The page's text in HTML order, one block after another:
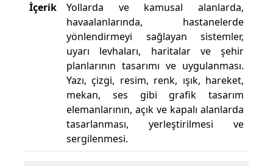
İçerik
Yollarda ve kamusal alanlarda,
havaalanlarında, hastanelerde
yönlendirmeyi sağlayan sistemler,
uyarı levhaları, haritalar ve şehir
planlarının tasarımı ve uygulanması.
Yazı, çizgi, resim, renk, ışık, hareket,
mekan, ses gibi grafik tasarım
elemanlarının, açık ve kapalı alanlarda
tasarlanması, yerleştirilmesi ve
sergilenmesi.